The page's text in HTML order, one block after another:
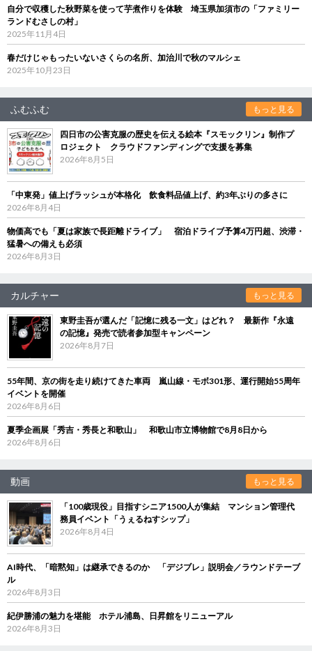
自分で収穫した秋野菜を使って芋煮作りを体験 埼玉県加須市の「ファミリー
ランドむさしの村」
2025年11月4日
春だけじゃもったいないさくらの名所、加治川で秋のマルシェ
2025年10月23日
ふむふむ もっと見る
四日市の公害克服の歴史を伝える絵本『スモックリン』制作プ
ロジェクト クラウドファンディングで支援を募集
2026年8月5日
「中東発」値上げラッシュが本格化 飲食料品値上げ、約3年ぶりの多さに
2026年8月4日
物価高でも「夏は家族で長距離ドライブ」 宿泊ドライブ予算4万円超、渋滞・
猛暑への備えも必須
2026年8月3日
カルチャー もっと見る
東野圭吾が選んだ「記憶に残る一文」はどれ？ 最新作『永遠
の記憶』発売で読者参加型キャンペーン
2026年8月7日
55年間、京の街を走り続けてきた車両 嵐山線・モボ301形、運行開始55周年
イベントを開催
2026年8月6日
夏季企画展「秀吉・秀長と和歌山」 和歌山市立博物館で8月8日から
2026年8月6日
動画 もっと見る
「100歳現役」目指すシニア1500人が集結 マンション管理代
務員イベント「うぇるねすシップ」
2026年8月4日
AI時代、「暗黙知」は継承できるのか 「デジブレ」説明会／ラウンドテーブ
ル
2026年8月3日
紀伊勝浦の魅力を堪能 ホテル浦島、日昇館をリニューアル
2026年8月3日